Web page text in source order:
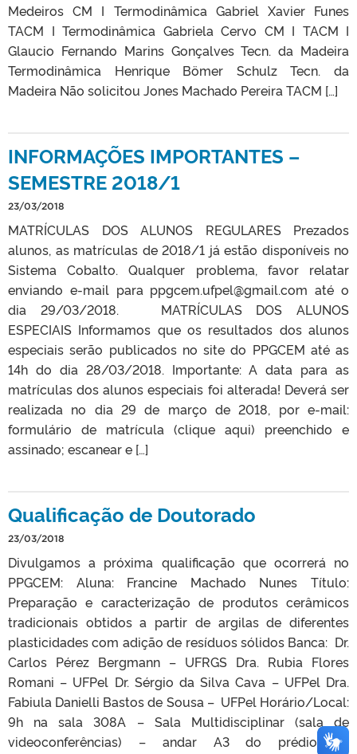
Medeiros CM I Termodinâmica Gabriel Xavier Funes
TACM I Termodinâmica Gabriela Cervo CM I TACM I
Glaucio Fernando Marins Gonçalves Tecn. da Madeira
Termodinâmica Henrique Bömer Schulz Tecn. da
Madeira Não solicitou Jones Machado Pereira TACM […]
INFORMAÇÕES IMPORTANTES –
SEMESTRE 2018/1
23/03/2018
MATRÍCULAS DOS ALUNOS REGULARES Prezados
alunos, as matrículas de 2018/1 já estão disponíveis no
Sistema Cobalto. Qualquer problema, favor relatar
enviando e-mail para ppgcem.ufpel@gmail.com até o
dia 29/03/2018. MATRÍCULAS DOS ALUNOS
ESPECIAIS Informamos que os resultados dos alunos
especiais serão publicados no site do PPGCEM até as
14h do dia 28/03/2018. Importante: A data para as
matrículas dos alunos especiais foi alterada! Deverá ser
realizada no dia 29 de março de 2018, por e-mail:
formulário de matrícula (clique aqui) preenchido e
assinado; escanear e […]
Qualificação de Doutorado
23/03/2018
Divulgamos a próxima qualificação que ocorrerá no
PPGCEM: Aluna: Francine Machado Nunes Título:
Preparação e caracterização de produtos cerâmicos
tradicionais obtidos a partir de argilas de diferentes
plasticidades com adição de resíduos sólidos Banca: Dr.
Carlos Pérez Bergmann – UFRGS Dra. Rubia Flores
Romani – UFPel Dr. Sérgio da Silva Cava – UFPel Dra.
Fabiula Danielli Bastos de Sousa – UFPel Horário/Local:
9h na sala 308A – Sala Multidisciplinar (sala de
videoconferências) – andar A3 do prédio da